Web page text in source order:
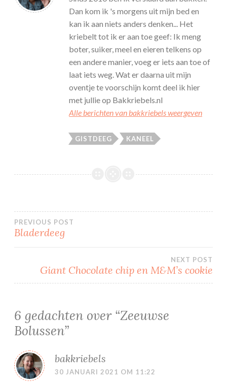
Dan kom ik 's morgens uit mijn bed en
kan ik aan niets anders denken... Het
kriebelt tot ik er aan toe geef: Ik meng
boter, suiker, meel en eieren telkens op
een andere manier, voeg er iets aan toe of
laat iets weg. Wat er daarna uit mijn
oventje te voorschijn komt deel ik hier
met jullie op Bakkriebels.nl
Alle berichten van bakkriebels weergeven
GISTDEEG KANEEL
Bericht
PREVIOUS POST
Bladerdeeg
NEXT POST
Giant Chocolate chip en M&M’s cookie
6 gedachten over “Zeeuwse
Bolussen”
bakkriebels
30 JANUARI 2021 OM 11:22